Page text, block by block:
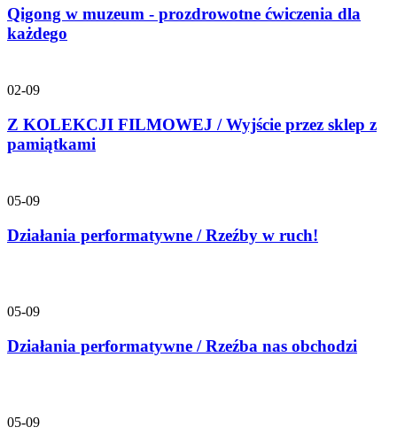
Qigong w muzeum - prozdrowotne ćwiczenia dla
każdego
02-09
Z KOLEKCJI FILMOWEJ / Wyjście przez sklep z
pamiątkami
05-09
Działania performatywne / Rzeźby w ruch!
05-09
Działania performatywne / Rzeźba nas obchodzi
05-09